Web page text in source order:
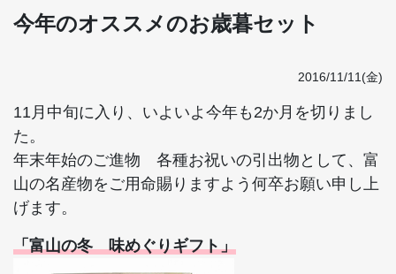
今年のオススメのお歳暮セット
2016/11/11(金)
11月中旬に入り、いよいよ今年も2か月を切りまし
た。
年末年始のご進物 各種お祝いの引出物として、富
山の名産物をご用命賜りますよう何卒お願い申し上
げます。
「富山の冬 味めぐりギフト」